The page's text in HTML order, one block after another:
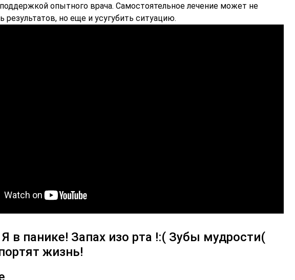
опытного врача. Самостоятельное лечение может не
результатов, но еще и усугубить ситуацию.
в панике! Запах изо рта !:( Зубы мудрости(
жизнь!